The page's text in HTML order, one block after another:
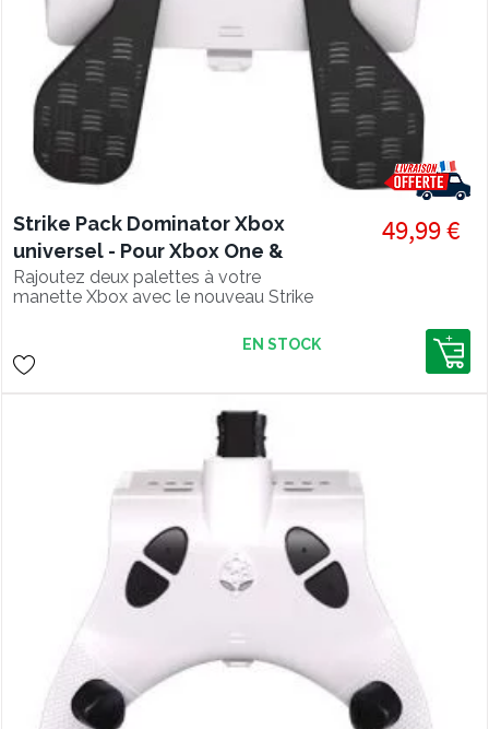
Strike Pack Dominator Xbox
universel - Pour Xbox One &
Series S/X
Rajoutez deux palettes à votre
manette Xbox avec le nouveau Strike
manettes Xbox One et Xbox Series !
49,99 €
EN STOCK